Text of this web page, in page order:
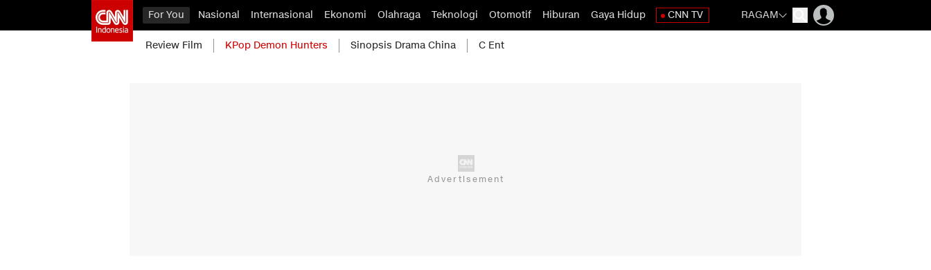
For You Nasional Internasional Ekonomi Olahraga Teknologi Otomotif Hiburan Gaya Hidup CNN TV RAGAM
Review Film KPop Demon Hunters Sinopsis Drama China C Ent